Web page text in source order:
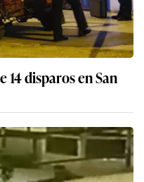
14 disparos en San